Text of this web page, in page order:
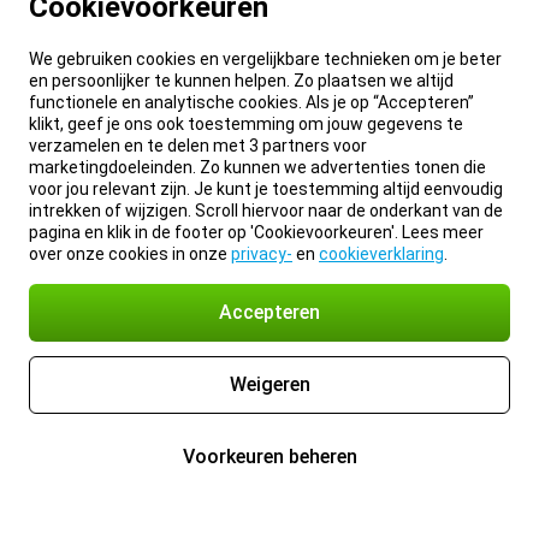
Cookievoorkeuren
We gebruiken cookies en vergelijkbare technieken om je beter
en persoonlijker te kunnen helpen. Zo plaatsen we altijd
functionele en analytische cookies. Als je op “Accepteren”
klikt, geef je ons ook toestemming om jouw gegevens te
verzamelen en te delen met 3 partners voor
marketingdoeleinden. Zo kunnen we advertenties tonen die
voor jou relevant zijn. Je kunt je toestemming altijd eenvoudig
intrekken of wijzigen. Scroll hiervoor naar de onderkant van de
pagina en klik in de footer op 'Cookievoorkeuren'. Lees meer
over onze cookies in onze privacy- en cookieverklaring
Accepteren
Weigeren
Voorkeuren beheren